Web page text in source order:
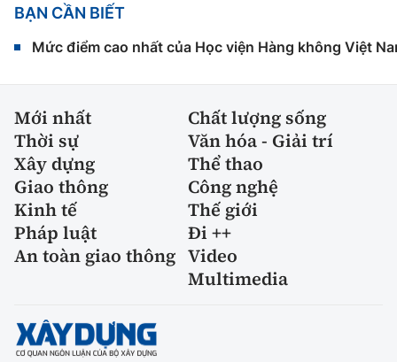
BẠN CẦN BIẾT
Mức điểm cao nhất của Học viện Hàng không Việt
Mới nhất
Chất lượng sống
Thời sự
Văn hóa - Giải trí
Xây dựng
Thể thao
Giao thông
Công nghệ
Kinh tế
Thế giới
Pháp luật
Đi ++
An toàn giao thông Video
Multimedia